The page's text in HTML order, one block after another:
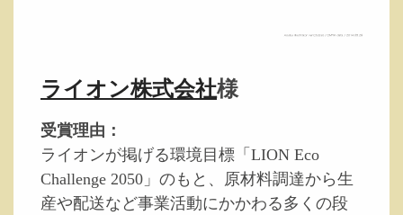
ライオン株式会社様
受賞理由：
ライオンが掲げる環境目標「LION Eco
Challenge 2050」のもと、原材料調達から生
産や配送など事業活動にかかわる多くの段